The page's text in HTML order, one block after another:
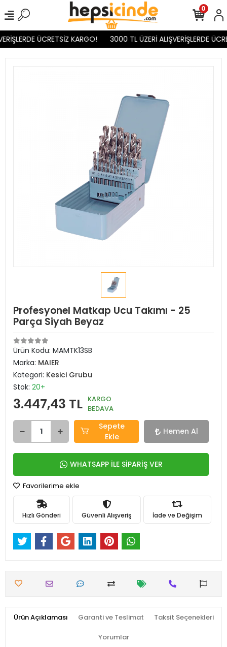
ÜCRETSİZ KARGO! 3000 TL ÜZERİ ALIŞVERİŞLERDE
0
Profesyonel Matkap Ucu Takımı - 25
Parça Siyah Beyaz
Ürün Kodu: MAMTK13SB
Marka: MAIER
Kategori: Kesici Grubu
Stok: 20+
3.447,43 TL KARGO
BEDAVA
Sepete
Ekle
Hemen Al
WHATSAPP İLE SİPARİŞ VER
Favorilerime ekle
Hızlı Gönderi Güvenli Alışveriş İade ve Değişim
Ürün Açıklaması Garanti ve Teslimat Taksit Seçenekleri
Yorumlar